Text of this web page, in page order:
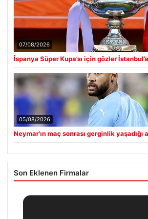
07/08/2026
İspanya Süper Kupa’sı için gözler
05/08/2026
Neymar’ın maç sonrası gerginlik yaşadığı
Son Eklenen Firmalar